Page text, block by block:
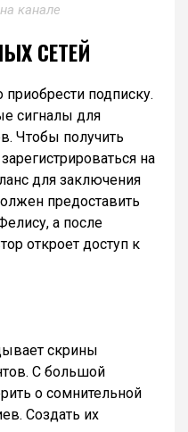
канале
СЕТЕЙ
подписку.
сигналы для
Чтобы получить
на
для заключения
предоставить
а после
откроет доступ к
скрины
С большой
о сомнительной
Создать их